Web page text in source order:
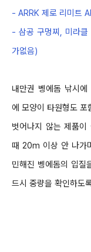
- ARRK 제로 리미트
-삼공 구멍찌, 미라클
가없음)
내만권 벵에돔 낚시
에 모양이 타원형도 포
벗어나지 않는 제품이
때 20m 이상 안 나가
민해진 벵에돔의 입질
드시 중량을 확인하도